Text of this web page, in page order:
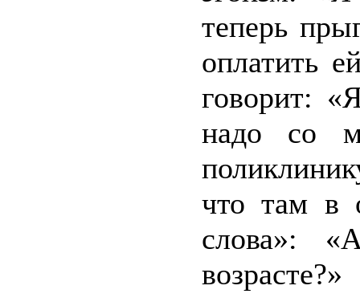
теперь
оплатить
говорит:
надо со
что там в
слова»:
возрасте?»